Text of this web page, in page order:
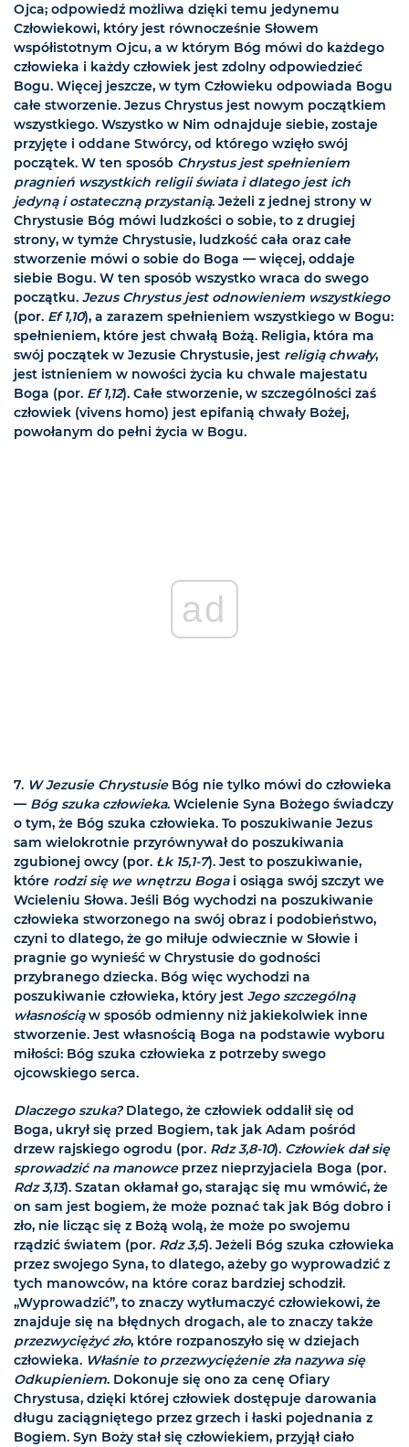
Ojca; odpowiedź możliwa dzięki temu jedynemu
Człowiekowi, który jest równocześnie Słowem
współistotnym Ojcu, a w którym Bóg mówi do każdego
człowieka i każdy człowiek jest zdolny odpowiedzieć
Bogu. Więcej jeszcze, w tym Człowieku odpowiada Bogu
całe stworzenie. Jezus Chrystus jest nowym początkiem
wszystkiego. Wszystko w Nim odnajduje siebie, zostaje
przyjęte i oddane Stwórcy, od którego wzięło swój
początek. W ten sposób Chrystus jest spełnieniem
pragnień wszystkich religii świata i dlatego jest ich
jedyną i ostateczną przystanią. Jeżeli z jednej strony w
Chrystusie Bóg mówi ludzkości o sobie, to z drugiej
strony, w tymże Chrystusie, ludzkość cała oraz całe
stworzenie mówi o sobie do Boga — więcej, oddaje
siebie Bogu. W ten sposób wszystko wraca do swego
początku. Jezus Chrystus jest odnowieniem wszystkiego
(por. Ef 1,10), a zarazem spełnieniem wszystkiego w Bogu:
spełnieniem, które jest chwałą Bożą. Religia, która ma
swój początek w Jezusie Chrystusie, jest religią chwały,
jest istnieniem w nowości życia ku chwale majestatu
Boga (por. Ef 1,12). Całe stworzenie, w szczególności zaś
człowiek (vivens homo) jest epifanią chwały Bożej,
powołanym do pełni życia w Bogu.
ad
7. W Jezusie ChrystusieBóg nie tylko mówi do człowieka
— Bóg szuka człowieka. Wcielenie Syna Bożego świadczy
o tym, że Bóg szuka człowieka. To poszukiwanie Jezus
sam wielokrotnie przyrównywał do poszukiwania
zgubionej owcy (por. Łk 15,1-7). Jest to poszukiwanie,
które rodzi się we wnętrzu Bogai osiąga swój szczyt we
Wcieleniu Słowa. Jeśli Bóg wychodzi na poszukiwanie
człowieka stworzonego na swój obraz i podobieństwo,
czyni to dlatego, że go miłuje odwiecznie w Słowie i
pragnie go wynieść w Chrystusie do godności
przybranego dziecka. Bóg więc wychodzi na
poszukiwanie człowieka, który jest Jego szczególną
własnościąw sposób odmienny niż jakiekolwiek inne
stworzenie. Jest własnością Boga na podstawie wyboru
miłości: Bóg szuka człowieka z potrzeby swego
ojcowskiego serca.
Dlaczego szuka?Dlatego, że człowiek oddalił się od
Boga, ukrył się przed Bogiem, tak jak Adam pośród
drzew rajskiego ogrodu (por. Rdz 3,8-10). Człowiek dał się
sprowadzić na manowceprzez nieprzyjaciela Boga (por.
Rdz 3,13). Szatan okłamał go, starając się mu wmówić, że
on sam jest bogiem, że może poznać tak jak Bóg dobro i
zło, nie licząc się z Bożą wolą, że może po swojemu
rządzić światem (por. Rdz 3,5). Jeżeli Bóg szuka człowieka
przez swojego Syna, to dlatego, ażeby go wyprowadzić z
tych manowców, na które coraz bardziej schodził.
„Wyprowadzić”, to znaczy wytłumaczyć człowiekowi, że
znajduje się na błędnych drogach, ale to znaczy także
przezwyciężyć zło, które rozpanoszyło się w dziejach
człowieka. Właśnie to przezwyciężenie zła nazywa się
Odkupieniem. Dokonuje się ono za cenę Ofiary
Chrystusa, dzięki której człowiek dostępuje darowania
długu zaciągniętego przez grzech i łaski pojednania z
Bogiem. Syn Boży stał się człowiekiem, przyjął ciało